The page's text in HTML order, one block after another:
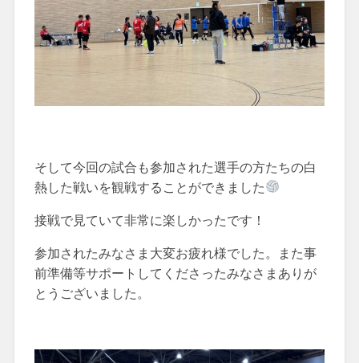
そして今回の試合も参加された選手の方たちの白
熱した戦いを観戦することができました
接戦で見ていて非常に楽しかったです！
参加されたみなさま大変お疲れ様でした。また事
前準備等サポートしてくださったみなさまありが
とうございました。